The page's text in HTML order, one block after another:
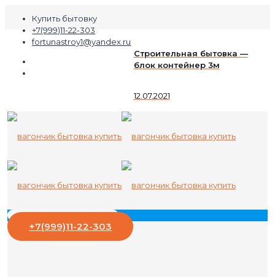
Купить бытовку
+7(999)11-22-303
fortunastroy1@yandex.ru
+7(999)11-22-303
Строительная бытовка —
блок контейнер 3м
12.07.2021